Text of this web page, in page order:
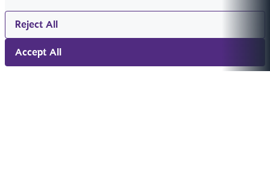
Reject All
Accept All